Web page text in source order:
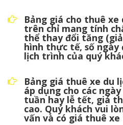
Bảng giá cho thuê
trên chỉ mang tính
thể thay đổi tăng
hình thực tế, số ngày
lịch trình của quý
Bảng giá thuê xe du
áp dụng cho các
tuần hay lễ tết, giá
cao. Quý khách vui
vấn và có giá thuê